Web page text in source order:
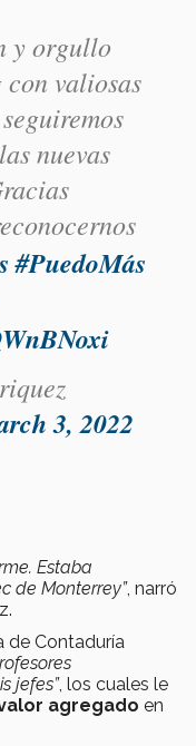
y orgullo
valiosas
nuevas
#PuedoMás
3, 2022
Estaba
de Monterrey”, narró
de Contaduría
jefes”, los cuales le
agregado en